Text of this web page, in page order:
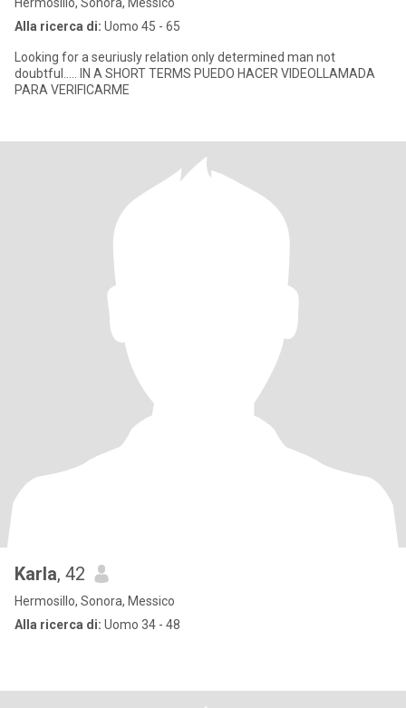
Alla ricerca di: Uomo 45 - 65
Looking for a seuriusly relation only determined man not
doubtful..... IN A SHORT TERMS PUEDO HACER VIDEOLLAMADA
PARA VERIFICARME
Karla, 42
Hermosillo, Sonora, Messico
Alla ricerca di: Uomo 34 - 48